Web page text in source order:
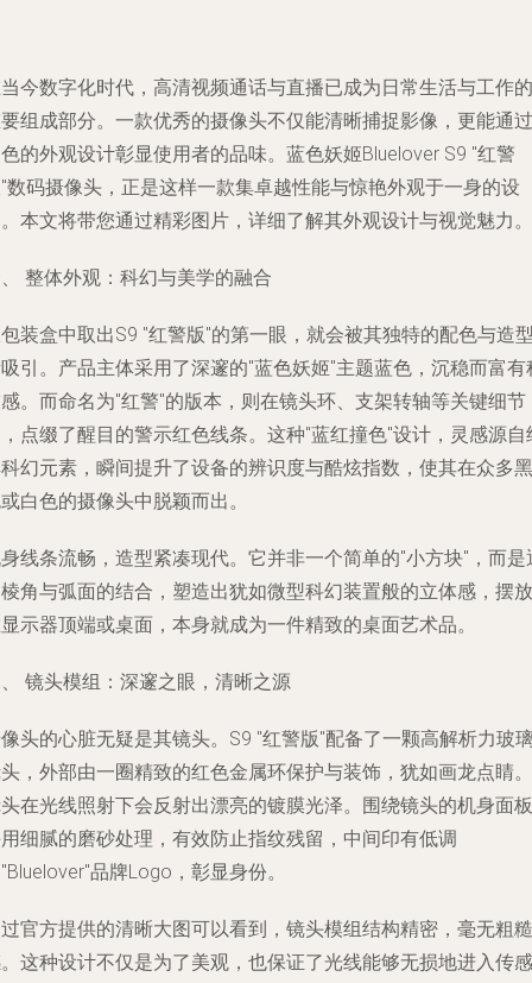
今数字化时代，高清视频通话与直播已成为日常生活与工作的
组成部分。一款优秀的摄像头不仅能清晰捕捉影像，更能通过
的外观设计彰显使用者的品味。蓝色妖姬Bluelover S9 "红警
数码摄像头，正是这样一款集卓越性能与惊艳外观于一身的设
本文将带您通过精彩图片，详细了解其外观设计与视觉魅力。
整体外观：科幻与美学的融合
装盒中取出S9 "红警版"的第一眼，就会被其独特的配色与造
引。产品主体采用了深邃的"蓝色妖姬"主题蓝色，沉稳而富有
。而命名为"红警"的版本，则在镜头环、支架转轴等关键细节
点缀了醒目的警示红色线条。这种"蓝红撞色"设计，灵感源自
幻元素，瞬间提升了设备的辨识度与酷炫指数，使其在众多黑
白色的摄像头中脱颖而出。
线条流畅，造型紧凑现代。它并非一个简单的"小方块"，而是
角与弧面的结合，塑造出犹如微型科幻装置般的立体感，摆放
示器顶端或桌面，本身就成为一件精致的桌面艺术品。
镜头模组：深邃之眼，清晰之源
头的心脏无疑是其镜头。S9 "红警版"配备了一颗高解析力玻
，外部由一圈精致的红色金属环保护与装饰，犹如画龙点睛。
在光线照射下会反射出漂亮的镀膜光泽。围绕镜头的机身面板
细腻的磨砂处理，有效防止指纹残留，中间印有低调
品牌Logo，彰显身份。
官方提供的清晰大图可以看到，镜头模组结构精密，毫无粗糙
这种设计不仅是为了美观，也保证了光线能够无损地进入传感